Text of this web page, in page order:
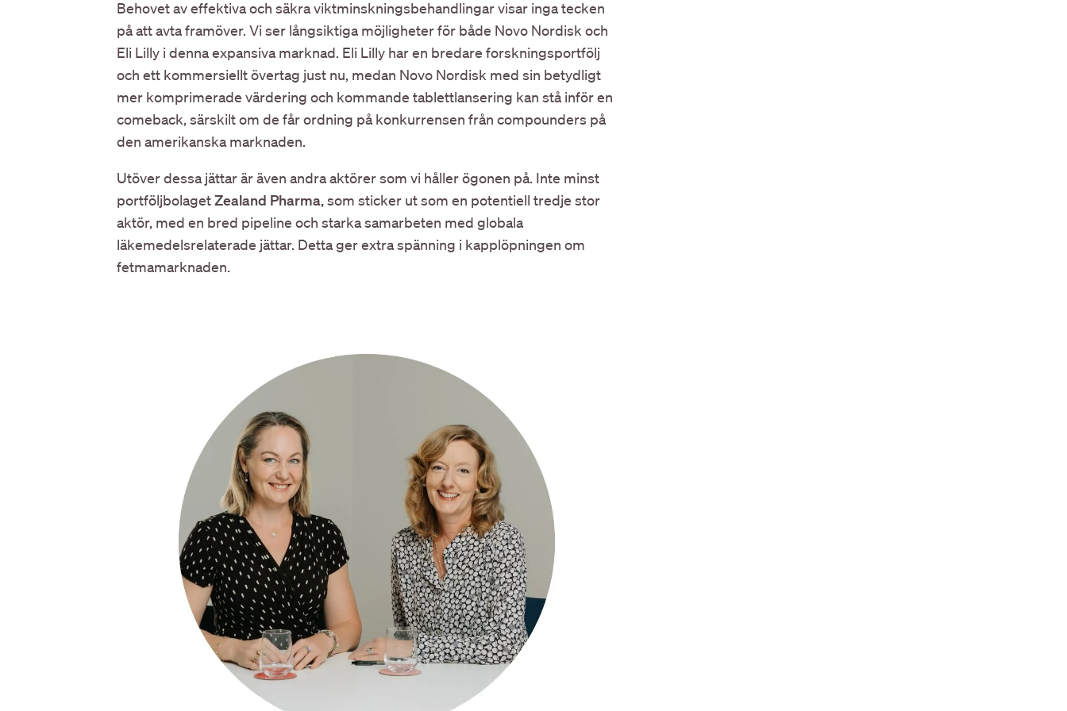
Behovet av effektiva och säkra viktminskningsbehandlingar visar inga tecken
på att avta framöver. Vi ser långsiktiga möjligheter för både Novo Nordisk och
Eli Lilly i denna expansiva marknad. Eli Lilly har en bredare forskningsportfölj
och ett kommersiellt övertag just nu, medan Novo Nordisk med sin betydligt
mer komprimerade värdering och kommande tablettlansering kan stå inför en
comeback, särskilt om de får ordning på konkurrensen från compounders på
den amerikanska marknaden.
Utöver dessa jättar är även andra aktörer som vi håller ögonen på. Inte minst
portföljbolagetZealand Pharma,som sticker ut som en potentiell tredje stor
aktör, med en bred pipeline och starka samarbeten med globala
läkemedelsrelaterade jättar. Detta ger extra spänning i kapplöpningen om
fetmamarknaden.